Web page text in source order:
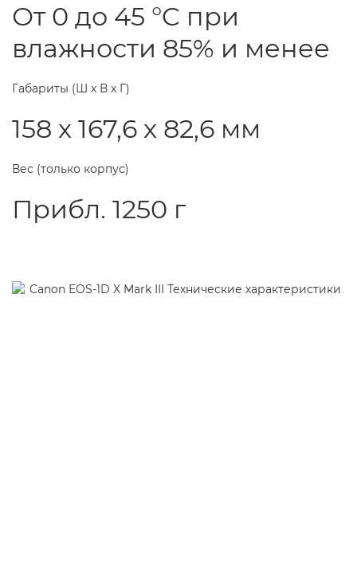
От 0 до 45 °C при
влажности 85% и менее
Габариты (Ш х В х Г)
158 x 167,6 x 82,6 мм
Вес (только корпус)
Прибл. 1250 г